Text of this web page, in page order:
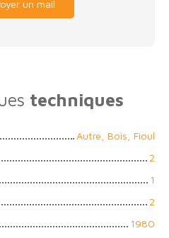
un mail
techniques
Autre, Bois, Fioul
2
1
2
1980